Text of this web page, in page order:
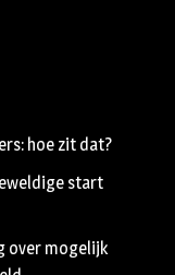
hoe zit dat?
start
over mogelijk